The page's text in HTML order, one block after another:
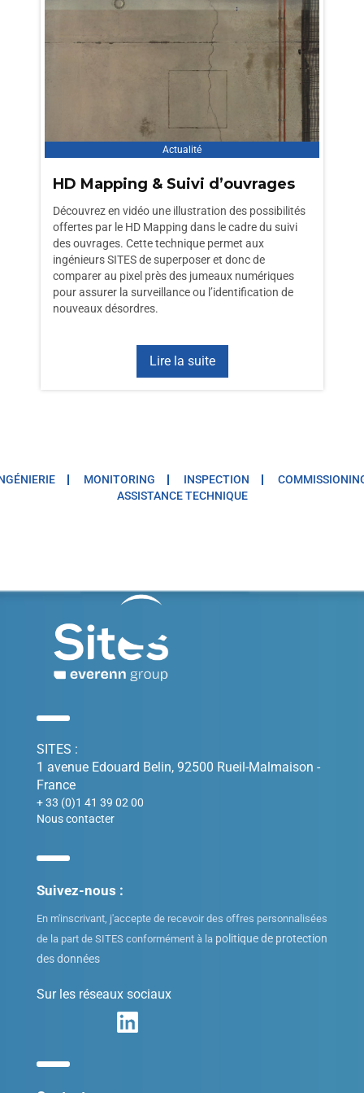
Actualité
HD Mapping & Suivi d’ouvrages
Découvrez en vidéo une illustration des possibilités
offertes par le HD Mapping dans le cadre du suivi
des ouvrages. Cette technique permet aux
ingénieurs SITES de superposer et donc de
comparer au pixel près des jumeaux numériques
pour assurer la surveillance ou l’identification de
nouveaux désordres.
Lire la suite
MONITORING INSPECTION
ASSISTANCE TECHNIQUE
SITES :
1 avenue Edouard Belin, 92500 Rueil-Malmaison -
France
+ 33 (0)1 41 39 02 00
Nous contacter
Suivez-nous :
En m'inscrivant, j'accepte de recevoir des offres personnalisées
de la part de SITES conformément à la politique de protection
des données
Sur les réseaux sociaux